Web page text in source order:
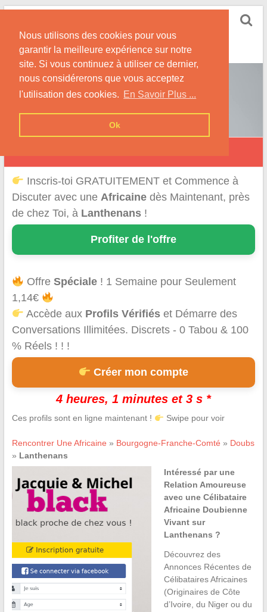
Nous utilisons des cookies pour vous
garantir la meilleure expérience sur notre
site. Si vous continuez à utiliser ce dernier,
nous considérerons que vous acceptez
l'utilisation des cookies. En Savoir Plus ...
Ok
Skip
content
Conseils et Infos pour la Rencontre d'une Belle
Africaine !
Inscris-toi GRATUITEMENT et Commence à
Discuter avec une Africainedès Maintenant, près
de chez Toi, à Lanthenans!
Profiter de l'offre
OffreSpéciale ! 1 Semaine pour Seulement
1,14€
Accède aux Profils Vérifiés et Démarre des
Conversations Illimitées. Discrets - 0 Tabou & 100
% Réels ! ! !
Créer mon compte
4 heures, 1 minutes et 3 s *
Ces profils sont en ligne maintenant ! Swipe pour voir
Rencontrer Une Africaine » Bourgogne-Franche-Comté » Doubs
» Lanthenans
Intéressé par une
Relation Amoureuse
avec une Célibataire
Africaine Doubienne
Vivant sur
Lanthenans ?
Découvrez des
Annonces Récentes de
Célibataires Africaines
(Originaires de Côte
d’Ivoire, du Niger ou du